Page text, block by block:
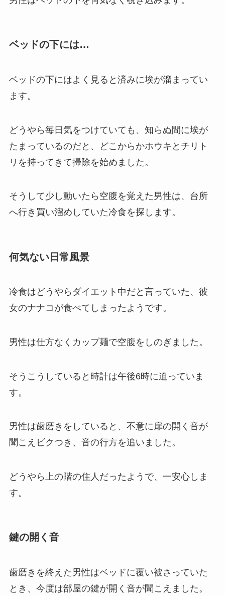
ベッドの下には…
ベッドの下にはよく見ると済みに埃が溜まってい
ます。
どうやら毎日気をつけていても、知らぬ間に埃が
たまっているのだと、どこからかホウキとチリト
リを持ってきて掃除を始めました。
そうして少し動いたら空腹を覚えた男性は、台所
へ行き買い溜めしていた冷食を探します。
何気ない日常風景
冷食はどうやらダイエット中だと言っていた、彼
女のナナコが食べてしまったようです。
男性は仕方なくカップ麺で空腹をしのぎました。
そうこうしていると時計は午後6時に迫っていま
す。
男性は歯磨きをしていると、不意に扉の開く音が
聞こえビクつき、音の行方を追いました。
どうやら上の階の住人だったようで、一安心しま
す。
鍵の開く音
歯磨きを終えた男性はベッドに覆い被さっていた
とき、今度は部屋の鍵が開く音が聞こえました。